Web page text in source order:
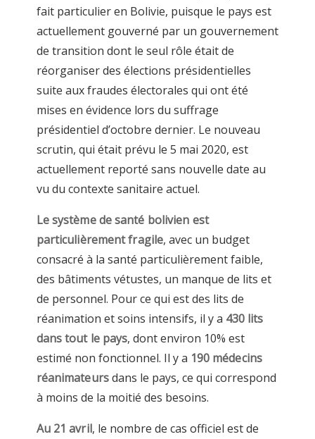
fait particulier en Bolivie, puisque le pays est
actuellement gouverné par un gouvernement
de transition dont le seul rôle était de
réorganiser des élections présidentielles
suite aux fraudes électorales qui ont été
mises en évidence lors du suffrage
présidentiel d’octobre dernier. Le nouveau
scrutin, qui était prévu le 5 mai 2020, est
actuellement reporté sans nouvelle date au
vu du contexte sanitaire actuel.
Le système de santé bolivien est
particulièrement fragile, avec un budget
consacré à la santé particulièrement faible,
des bâtiments vétustes, un manque de lits et
de personnel. Pour ce qui est des lits de
réanimation et soins intensifs, il y a 430 lits
dans tout le pays, dont environ 10% est
estimé non fonctionnel. Il y a 190 médecins
réanimateursdans le pays, ce qui correspond
à moins de la moitié des besoins.
Au 21 avril, le nombre de cas officiel est de